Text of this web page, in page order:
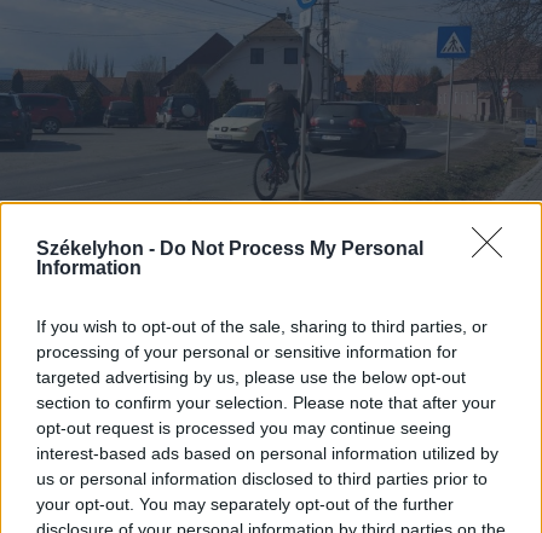
Székelyhon - Do Not Process My Personal
Information
If you wish to opt-out of the sale, sharing to third parties, or
processing of your personal or sensitive information for
targeted advertising by us, please use the below opt-out
section to confirm your selection. Please note that after your
opt-out request is processed you may continue seeing
interest-based ads based on personal information utilized by
us or personal information disclosed to third parties prior to
your opt-out. You may separately opt-out of the further
2024. március 12., kedd
Közel tizenegy kilométernyi
kerékpárút épül Gyergyóújfaluban